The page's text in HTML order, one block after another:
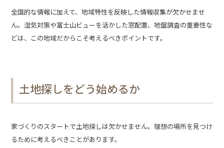
全国的な情報に加えて、地域特性を反映した情報収集が欠かせませ
ん。湿気対策や富士山ビューを活かした窓配置、地盤調査の重要性な
どは、この地域だからこそ考えるべきポイントです。
土地探しをどう始めるか
家づくりのスタートで土地探しは欠かせません。理想の場所を見つけ
るために考えるべきことがあります。